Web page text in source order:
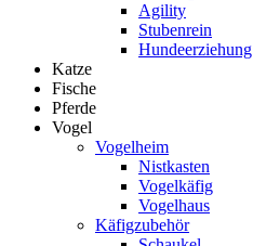
Agility
Stubenrein
Hundeerziehung
Katze
Fische
Pferde
Vogel
Vogelheim
Nistkasten
Vogelkäfig
Vogelhaus
Käfigzubehör